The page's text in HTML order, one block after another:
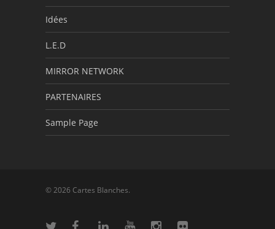
Idées
L.E.D
MIRROR NETWORK
PARTENAIRES
Sample Page
© 2026 Cartes Blanches.